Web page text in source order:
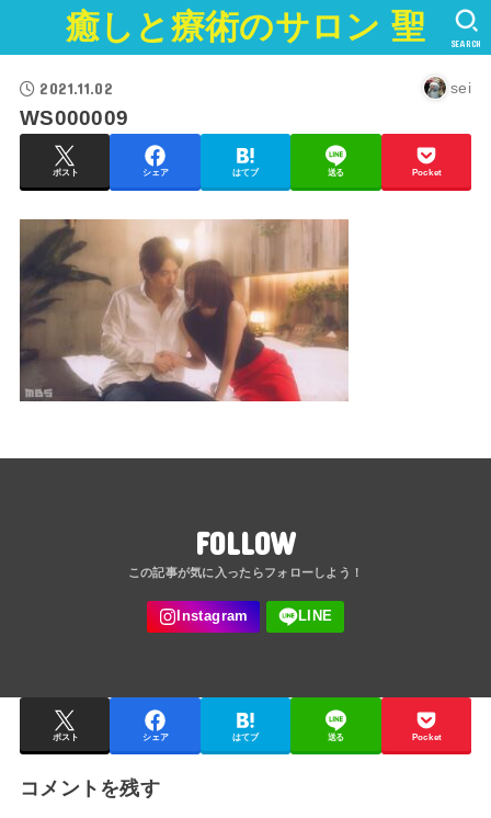
癒しと療術のサロン 聖 SEARCH
2021.11.02 sei
WS000009
ポスト シェア はてブ 送る Pocket
FOLLOW
ポスト シェア はてブ 送る Pocket
コメントを残す